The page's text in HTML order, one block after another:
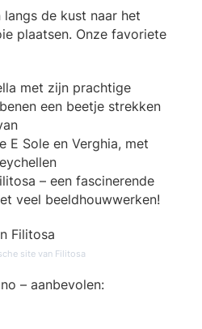
de kust naar het
plaatsen. Onze favoriete
met zijn prachtige
een beetje strekken
E Sole en Verghia, met
– een fascinerende
veel beeldhouwwerken!
site van Filitosa
– aanbevolen: